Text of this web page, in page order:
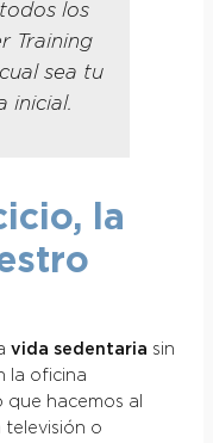
los
Training
sea tu
inicial.
la
vida sedentaria sin
la oficina
hacemos al
televisión o